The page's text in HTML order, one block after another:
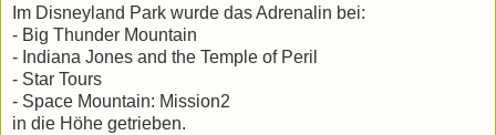
Im Disneyland Park wurde das Adrenalin bei:
- Big Thunder Mountain
- Indiana Jones and the Temple of Peril
- Star Tours
- Space Mountain: Mission2
in die Höhe getrieben.